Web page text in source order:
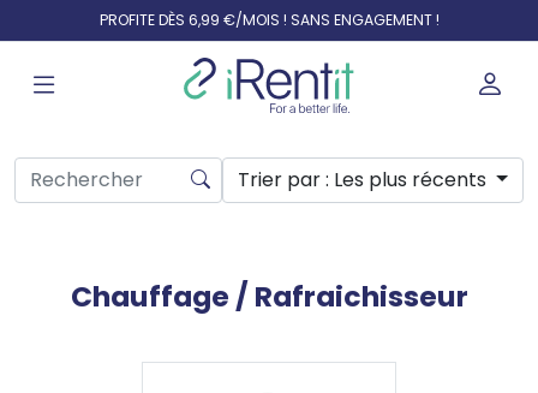
PROFITE DÈS 6,99 €/MOIS ! SANS ENGAGEMENT !
Trier par: Les plus récents
Chauffage / Rafraichisseur